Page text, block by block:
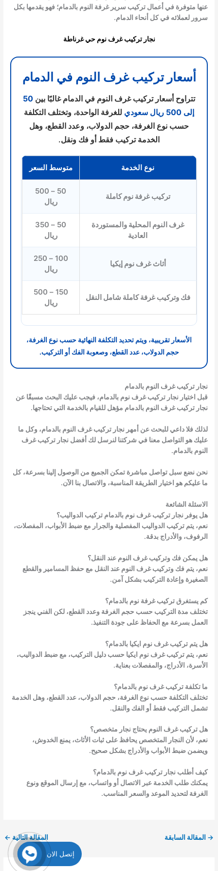
عنها متوفرة في أعمالتركيب سرير غرفة النوم بالدمام؛ فهو يقدمها بكل
سرور لعملائه في كل أنحاء الدمام.
نجار تركيب غرف نوم حي غرناطة
أسعار تركيب غرف النوم في الدمام
تتراوح أسعار تركيب غرف النوم في الدمام غالبًا بين 50
إلى 500 ريال سعودي
للغرفة الواحدة، وتختلف التكلفة
حسب نوع الغرفة، حجم الدولاب، وعدد القطع، وهل
الخدمة تركيب فقط أو فك ونقل.
نوع الخدمة متوسط السعر
تركيب غرفة نوم كاملة
50 – 500
ريال
غرف النوم المحلية والمستوردة
العادية
50 – 350
ريال
أثاث غرف نوم إيكيا
100 – 250
ريال
فك وتركيب غرفة كاملة شامل النقل
150 – 500
ريال
الأسعار تقريبية، ويتم تحديد التكلفة النهائية حسب نوع الغرفة،
حجم الدولاب، عدد القطع، وصعوبة الفك أو التركيب.
نجار تركيب غرف النوم بالدمام
قبل اختيارنجار تركيب غرف نوم بالدمام، فيجب عليك البحث مسبقًا عن
نجار تركيب غرف النوم بالدمام مؤهل للقيام بالخدمة التي تحتاجها.
لذلك فلا داعي للبحث عن أمهرنجار تركيب غرف النوم بالدمام، وكل ما
عليك هو التواصل معنا في شركتنا لنرسل لك أفضلنجار تركيب غرف
النوم بالدمام.
نحن نضع سبل تواصل مباشرة تمكن الجميع من الوصول إلينا بسرعة، كل
ما عليكم هو اختيار الطريقة المناسبة، والاتصال بنا الآن.
الاسئلة الشائعة
هل يوفر نجار تركيب غرف نوم بالدمام تركيب الدواليب؟
نعم، يتم تركيب الدواليب المفصلية والجرار مع ضبط الأبواب، المفصلات،
الرفوف، والأدراج بدقة.
هل يمكن فك وتركيب غرف النوم عند النقل؟
نعم، يتم فك وتركيب غرف النوم عند النقل مع حفظ المسامير والقطع
الصغيرة وإعادة التركيب بشكل آمن.
كم يستغرق تركيب غرفة نوم بالدمام؟
تختلف مدة التركيب حسب حجم الغرفة وعدد القطع، لكن الفني ينجز
العمل بسرعة مع الحفاظ على جودة التنفيذ.
هل يتم تركيب غرف نوم ايكيا بالدمام؟
نعم، يتم تركيب غرف نوم ايكيا حسب دليل التركيب، مع ضبط الدواليب،
الأسرة، الأدراج، والمفصلات بعناية.
ما تكلفة تركيب غرف نوم بالدمام؟
تختلف التكلفة حسب نوع الغرفة، حجم الدولاب، عدد القطع، وهل الخدمة
تشمل التركيب فقط أو الفك والنقل.
هل تركيب غرف النوم يحتاج نجار متخصص؟
نعم، لأن النجار المتخصص يحافظ على ثبات الأثاث، يمنع الخدوش،
ويضمن ضبط الأبواب والأدراج بشكل صحيح.
كيف أطلب نجار تركيب غرف نوم بالدمام؟
يمكنك طلب الخدمة عبر الاتصال أو واتساب، مع إرسال الموقع ونوع
الغرفة لتحديد الموعد والسعر المناسب.
→ المقالة السابقة المقالة التالية ←
إتصل الان